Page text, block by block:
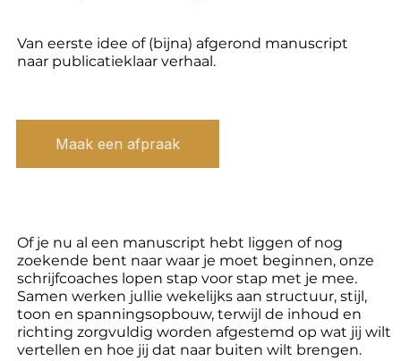
Van eerste idee of (bijna) afgerond manuscript
naar publicatieklaar verhaal.
Maak een afpraak
Of je nu al een manuscript hebt liggen of nog
zoekende bent naar waar je moet beginnen, onze
schrijfcoaches lopen stap voor stap met je mee.
Samen werken jullie wekelijks aan structuur, stijl,
toon en spanningsopbouw, terwijl de inhoud en
richting zorgvuldig worden afgestemd op wat jij wilt
vertellen en hoe jij dat naar buiten wilt brengen.